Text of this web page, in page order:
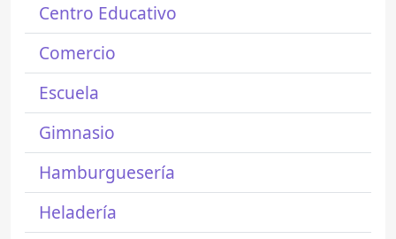
Centro Educativo
Comercio
Escuela
Gimnasio
Hamburguesería
Heladería